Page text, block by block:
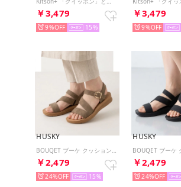
￥3,479
9% 15
￥3,479
9%
HUSKY
￥2,479
24% 15
HUSKY
￥2,479
24%